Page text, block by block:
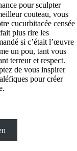
pour sculpter
couteau, vous
cucurbitacée censée
plus rire les
si c’était l’œuvre
un pou, tant vous
terreur et respect.
de vous inspirer
pour créer